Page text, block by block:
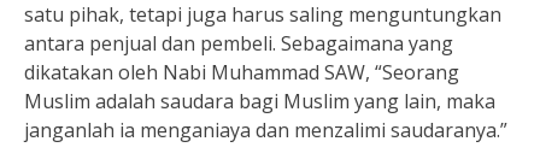
satu pihak, tetapi juga harus saling menguntungkan
antara penjual dan pembeli. Sebagaimana yang
dikatakan oleh Nabi Muhammad SAW, “Seorang
Muslim adalah saudara bagi Muslim yang lain, maka
janganlah ia menganiaya dan menzalimi saudaranya.”